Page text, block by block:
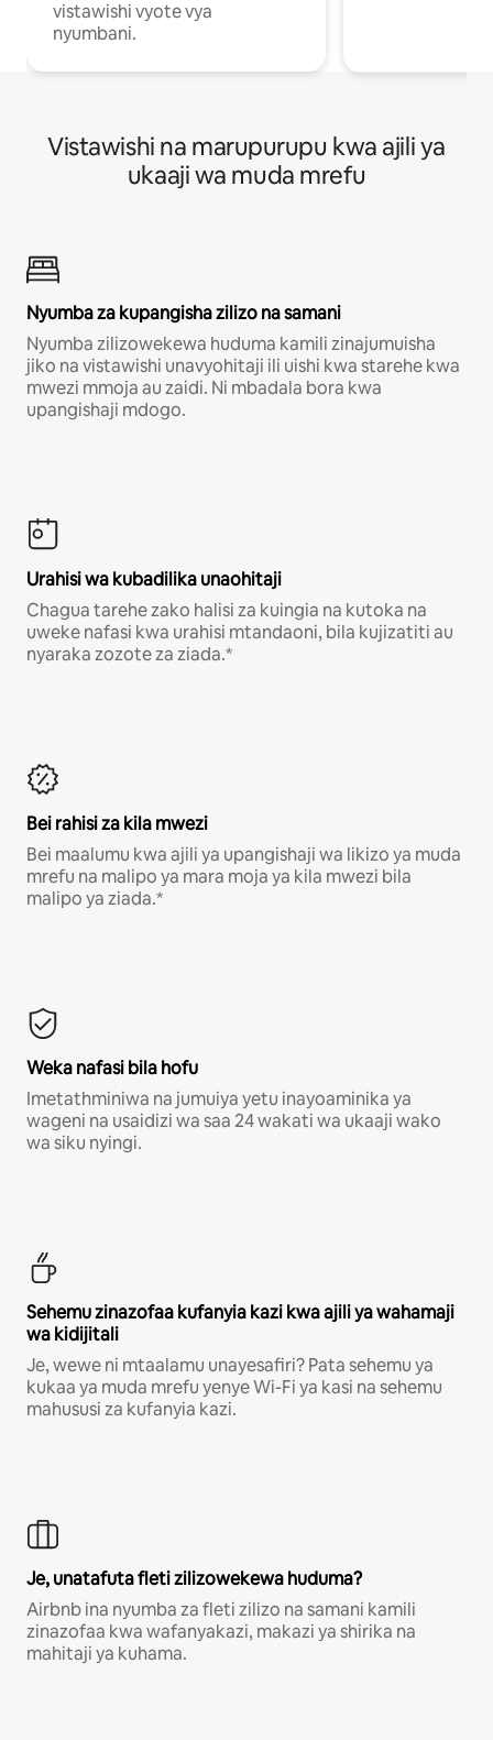
vistawishi vyote vya
nyumbani.
Vistawishi na marupurupu kwa ajili ya
ukaaji wa muda mrefu
Nyumba za kupangisha zilizo na samani
Nyumba zilizowekewa huduma kamili zinajumuisha
jiko na vistawishi unavyohitaji ili uishi kwa starehe kwa
mwezi mmoja au zaidi. Ni mbadala bora kwa
upangishaji mdogo.
Urahisi wa kubadilika unaohitaji
Chagua tarehe zako halisi za kuingia na kutoka na
uweke nafasi kwa urahisi mtandaoni, bila kujizatiti au
nyaraka zozote za ziada.*
Bei rahisi za kila mwezi
Bei maalumu kwa ajili ya upangishaji wa likizo ya muda
mrefu na malipo ya mara moja ya kila mwezi bila
malipo ya ziada.*
Weka nafasi bila hofu
Imetathminiwa na jumuiya yetu inayoaminika ya
wageni na usaidizi wa saa 24 wakati wa ukaaji wako
wa siku nyingi.
Sehemu zinazofaa kufanyia kazi kwa ajili ya wahamaji
wa kidijitali
Je, wewe ni mtaalamu unayesafiri? Pata sehemu ya
kukaa ya muda mrefu yenye Wi-Fi ya kasi na sehemu
mahususi za kufanyia kazi.
Je, unatafuta fleti zilizowekewa huduma?
Airbnb ina nyumba za fleti zilizo na samani kamili
zinazofaa kwa wafanyakazi, makazi ya shirika na
mahitaji ya kuhama.